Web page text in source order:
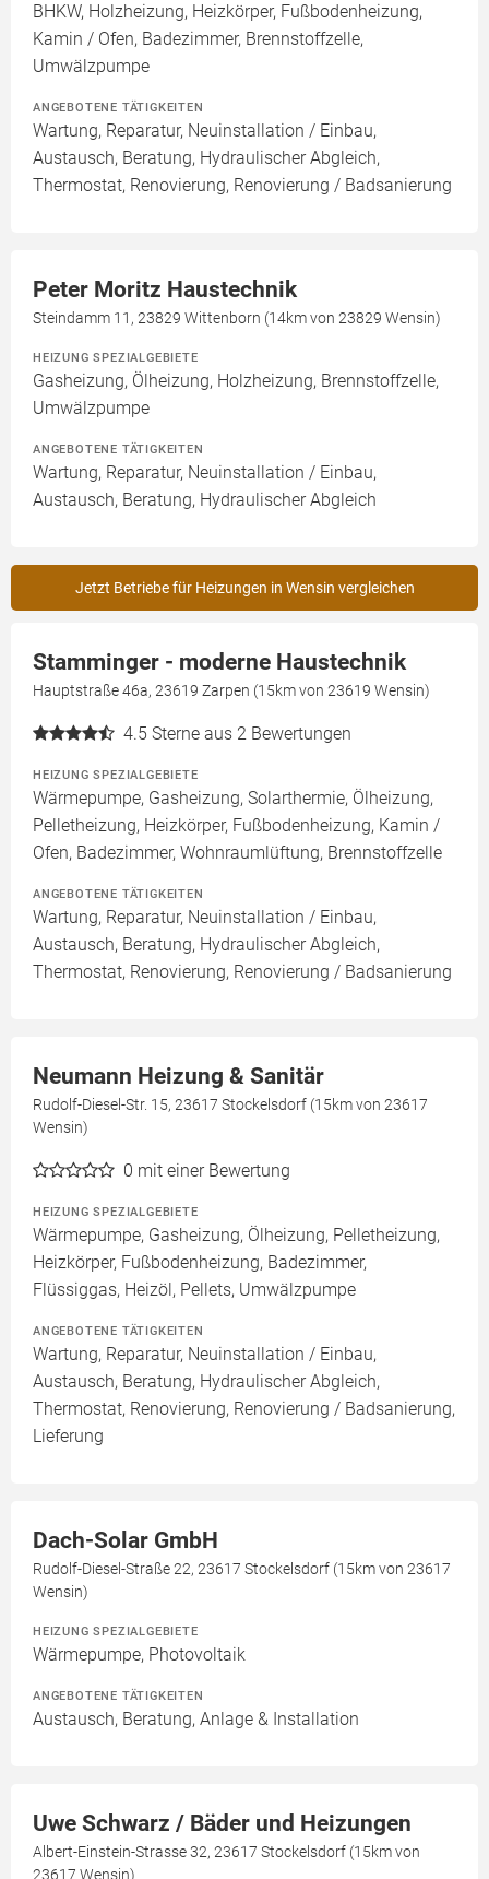
BHKW, Holzheizung, Heizkörper, Fußbodenheizung,
Kamin / Ofen, Badezimmer, Brennstoffzelle,
Umwälzpumpe
ANGEBOTENE TÄTIGKEITEN
Wartung, Reparatur, Neuinstallation / Einbau,
Austausch, Beratung, Hydraulischer Abgleich,
Thermostat, Renovierung, Renovierung / Badsanierung
Peter Moritz Haustechnik
Steindamm 11, 23829 Wittenborn (14km von 23829 Wensin)
HEIZUNG SPEZIALGEBIETE
Gasheizung, Ölheizung, Holzheizung, Brennstoffzelle,
Umwälzpumpe
ANGEBOTENE TÄTIGKEITEN
Wartung, Reparatur, Neuinstallation / Einbau,
Austausch, Beratung, Hydraulischer Abgleich
Jetzt Betriebe für Heizungen in Wensin vergleichen
Stamminger - moderne Haustechnik
Hauptstraße 46a, 23619 Zarpen (15km von 23619 Wensin)
4.5 Sterne aus 2 Bewertungen
HEIZUNG SPEZIALGEBIETE
Wärmepumpe, Gasheizung, Solarthermie, Ölheizung,
Pelletheizung, Heizkörper, Fußbodenheizung, Kamin /
Ofen, Badezimmer, Wohnraumlüftung, Brennstoffzelle
ANGEBOTENE TÄTIGKEITEN
Wartung, Reparatur, Neuinstallation / Einbau,
Austausch, Beratung, Hydraulischer Abgleich,
Thermostat, Renovierung, Renovierung / Badsanierung
Neumann Heizung & Sanitär
Rudolf-Diesel-Str. 15, 23617 Stockelsdorf (15km von 23617
Wensin)
0 mit einer Bewertung
HEIZUNG SPEZIALGEBIETE
Wärmepumpe, Gasheizung, Ölheizung, Pelletheizung,
Heizkörper, Fußbodenheizung, Badezimmer,
Flüssiggas, Heizöl, Pellets, Umwälzpumpe
ANGEBOTENE TÄTIGKEITEN
Wartung, Reparatur, Neuinstallation / Einbau,
Austausch, Beratung, Hydraulischer Abgleich,
Thermostat, Renovierung, Renovierung / Badsanierung,
Lieferung
Dach-Solar GmbH
Rudolf-Diesel-Straße 22, 23617 Stockelsdorf (15km von 23617
Wensin)
HEIZUNG SPEZIALGEBIETE
Wärmepumpe, Photovoltaik
ANGEBOTENE TÄTIGKEITEN
Austausch, Beratung, Anlage & Installation
Uwe Schwarz / Bäder und Heizungen
Albert-Einstein-Strasse 32, 23617 Stockelsdorf (15km von
23617 Wensin)